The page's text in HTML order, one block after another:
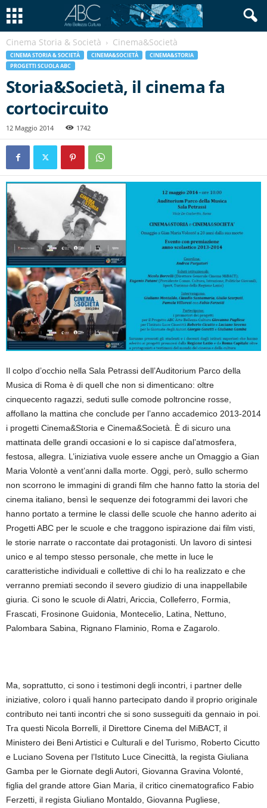
Cinema Storia & Società Cinema&Società
CINEMA STORIA & SOCIETÀ CINEMA&SOCIETÀ
CINEMA&STORIA
PROGETTI SCUOLA ABC
Storia&Società, il cinema fa
cortocircuito
12 Maggio 2014 1742
Il colpo d’occhio nella Sala Petrassi dell’Auditorium Parco della
Musica di Roma è di quell che non si dimenticano: oltre
cinquecento ragazzi, seduti sulle comode poltroncine rosse,
affollano la mattina che conclude per l’anno accademico 2013-2014
i progetti Cinema&Storia e Cinema&Società. È di sicuro una
mattinata delle grandi occasioni e lo si capisce dal’atmosfera,
festosa, allegra. L’iniziativa vuole essere anche un Omaggio a Gian
Maria Volontè a vent’anni dalla morte. Oggi, però, sullo schermo
non scorrono le immagini di grandi film che hanno fatto la storia del
cinema italiano, bensì le sequenze dei fotogrammi dei lavori che
hanno portato a termine le classi delle scuole che hanno aderito ai
Progetti ABC per le scuole e che traggono ispirazione dai film visti,
le storie narrate o raccontate dai protagonisti. Un lavoro di sintesi
unico e al tempo stesso personale, che mette in luce le
caratteristiche individuali e collettive di chi lo ha realizzato e che
verranno premiati secondo il severo giudizio di una inappellabile
giuria. Ci sono le scuole di Alatri, Ariccia, Colleferro, Formia,
Frascati, Frosinone Guidonia, Montecelio, Latina, Nettuno,
Palombara Sabina, Rignano Flaminio, Roma e Zagarolo.
Ma, soprattutto, ci sono i testimoni degli incontri, i partner delle
iniziative, coloro i quali hanno partecipato dando il proprio originale
contributo nei tanti incontri che si sono susseguiti da gennaio in poi.
Tra questi Nicola Borrelli, il Direttore Cinema del MiBACT, il
Ministero dei Beni Artistici e Culturali e del Turismo, Roberto Cicutto
e Luciano Sovena per l’Istituto Luce Cinecittà, la regista Giuliana
Gamba per le Giornate degli Autori, Giovanna Gravina Volonté,
figlia del grande attore Gian Maria, il critico cinematografico Fabio
Ferzetti, il regista Giuliano Montaldo, Giovanna Pugliese,